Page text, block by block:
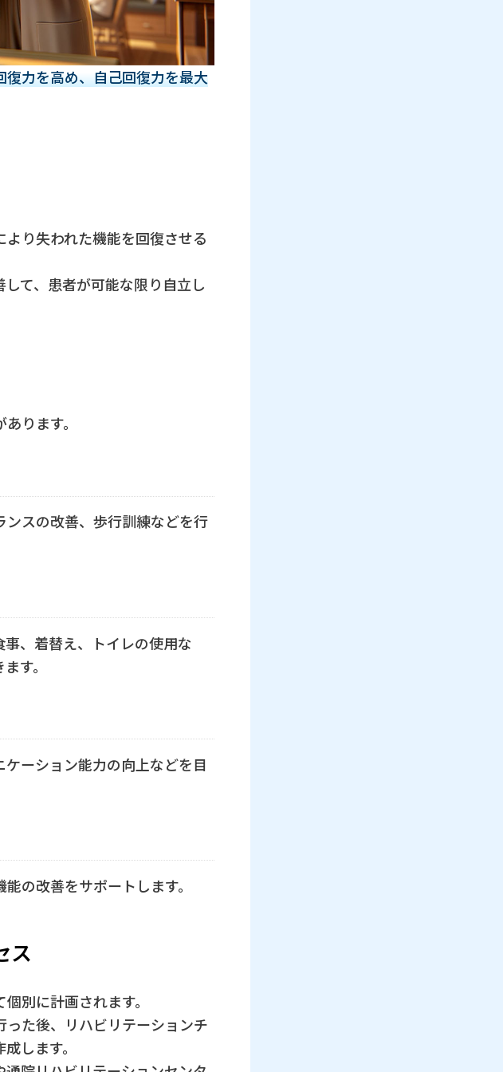
力を高め、自己回復力を最大
り失われた機能を回復させる
て、患者が可能な限り自立し
ります。
スの改善、歩行訓練などを行
、着替え、トイレの使用な
す。
ーション能力の向上などを目
の改善をサポートします。
ス
別に計画されます。
た後、リハビリテーションチ
します。